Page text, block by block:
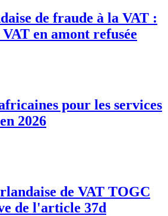
de fraude à la VAT :
en amont refusée
pour les services
2026
de VAT TOGC
de l'article 37d